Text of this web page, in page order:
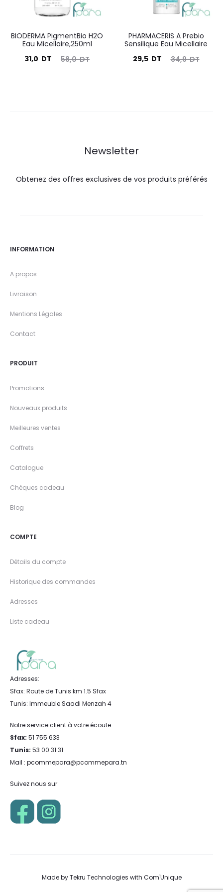
BIODERMA PigmentBio H2O
Eau Micellaire,250ml
58,0DT
Le
31,0 DT
PHARMACERIS A Prebio
Sensilique Eau Micellaire
34,9DT
Le
29,5 DT
Newsletter
Obtenez des offres exclusives de vos produits préférés
INFORMATION
A propos
Livraison
Mentions Légales
Contact
PRODUIT
Promotions
Nouveaux produits
Meilleures ventes
Coffrets
Catalogue
Chèques cadeau
Blog
COMPTE
Détails du compte
Historique des commandes
Adresses
Liste cadeau
Adresses:
Sfax: Route de Tunis km 1.5 Sfax
Tunis: Immeuble Saadi Menzah 4
Notre service client à votre écoute
Sfax: 51 755 633
Tunis: 53 00 31 31
Mail : pcommepara@pcommepara.tn
Suivez nous sur
Made byTekru Technologies with Com'Unique